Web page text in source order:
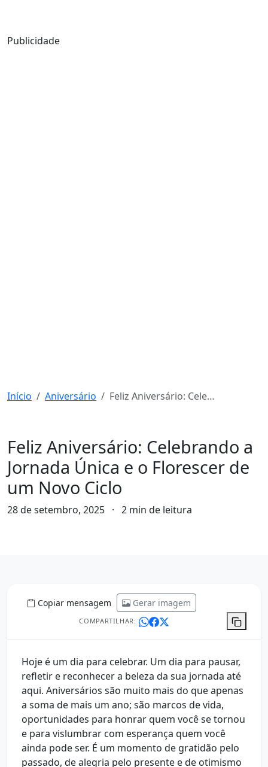
Publicidade
Início Aniversário Feliz Aniversário: Celebrando a Jornada Única e o Florescer de um Novo Ciclo
Feliz Aniversário: Celebrando a
Jornada Única e o Florescer de
um Novo Ciclo
28 de setembro, 2025 · 2 min de leitura
Copiar mensagem Gerar imagem
COMPARTILHAR:
Hoje é um dia para celebrar. Um dia para pausar,
refletir e reconhecer a beleza da sua jornada até
aqui. Aniversários são muito mais do que apenas
a soma de mais um ano; são marcos de vida,
oportunidades para honrar quem você se tornou
e para vislumbrar com esperança quem você
ainda pode ser. É um momento de gratidão pelo
passado, de alegria pelo presente e de otimismo